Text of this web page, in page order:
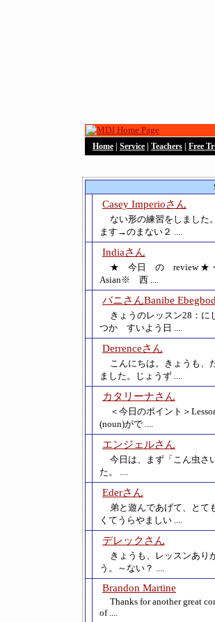
Home Service Teachers Free
Casey Imperioさん
ない形の練習をしました
ます→のまない２ ....
Indiaさん
★ 今日 の review ★・
Asian※ 西 ....
バニさんBanibe
きょうのレッスン28：
つか すいよう日 ....
Derrenceさん
こんにちは。きょうも
ました。じょうず ....
カタリーナさん
＜今日のポイント＞
(noun)がで ....
エンジェルさん
今日は、まず「こん虫
た。 ....
Ederさん
弟と遊んであげて、とて
くてうらやましい ....
デレックさん
きょうも、レッスンあり
う。～ない？ ....
Brandon Martine
Thanks for another great
of ....